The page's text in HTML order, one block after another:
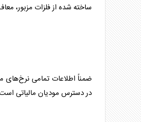
ساخته شده از فلزات مزبور،
ضمناً اطلا
در دسترس مودیان مالیاتی